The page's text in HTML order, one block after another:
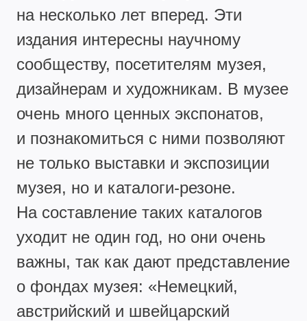
на несколько лет вперед. Эти
издания интересны научному
сообществу, посетителям музея,
дизайнерам и художникам. В музее
очень много ценных экспонатов,
и познакомиться с ними позволяют
не только выставки и экспозиции
музея, но и каталоги-резоне.
На составление таких каталогов
уходит не один год, но они очень
важны, так как дают представление
о фондах музея: «Немецкий,
австрийский и швейцарский